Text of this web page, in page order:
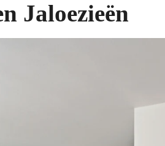
Jaloezieën